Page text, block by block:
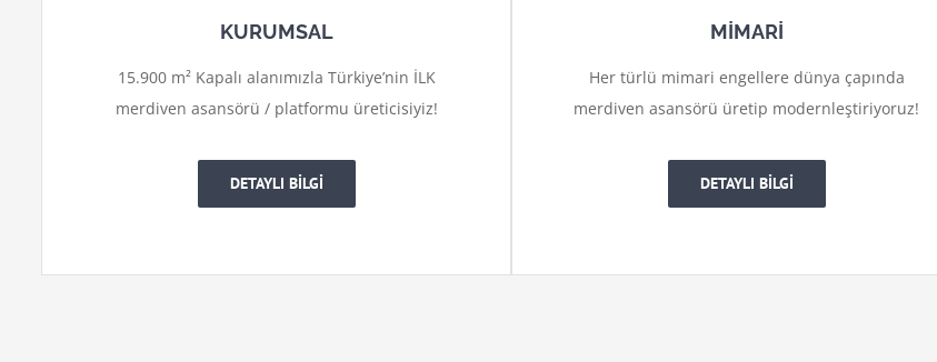
KURUMSAL
15.900 m² Kapalı alanımızla Türkiye’nin İLK
merdiven asansörü / platformu üreticisiyiz!
DETAYLI BİLGİ
MİMARİ
Her türlü mimari engellere dünya çapında
merdiven asansörü üretip modernleştiriyoruz!
DETAYLI BİLGİ